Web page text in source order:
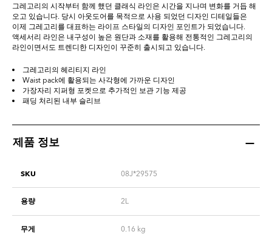
그레고리의 시작부터 함께 했던 클래식 라인은 시간을 지나며 변화를 거듭 해
오고 있습니다. 당시 아웃도어를 목적으로 사용 되었던 디자인 디테일들은
이제 그레고리를 대표하는 라이프 스타일의 디자인 포인트가 되었습니다.
액세서리 라인은 내구성이 높은 원단과 소재를 활용해 전통적인 그레고리의
라인이면서도 트렌디한 디자인이 꾸준히 출시되고 있습니다.
그레고리의 헤리티지 라인
Waist pack에 활용되는 사각형에 가까운 디자인
가장자리 지퍼형 포켓으로 추가적인 보관 기능 제공
패딩 처리된 내부 슬리브
제품 정보
SKU 08J*29575
용량 2L
무게 0.16 kg